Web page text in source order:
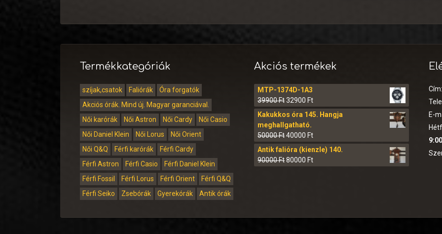
Termékkategóriák
szíjak,csatok Faliórák
Óra forgatók
Akciós órák. Mind új. Magyar garanciával.
Női karórák
Női Astron Női Cardy
Női Casio
Női Daniel Klein
Női Lorus
Női Orient
Női Q&Q
Férfi karórák
Férfi Cardy
Férfi Astron
Férfi Casio
Férfi Daniel Klein
Férfi Fossil
Férfi Lorus Férfi Orient
Férfi Q&Q
Férfi Seiko
Zsebórák Gyerekórák Antik órák
Akciós termékek
MTP-1374D-1A3
39900Ft32900 Ft
Kakukkos óra 145. Hangja
meghallgatható.
50000Ft40000 Ft
Antik falióra (kienzle) 140.
90000Ft80000 Ft
E-